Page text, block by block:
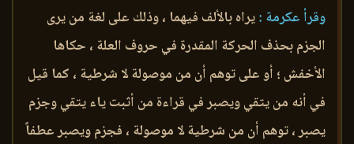
وقرأ عكرمة :يراه بالألف فيهما ، وذلك على لغة من يرى
الجزم بحذف الحركة المقدرة في حروف العلة ، حكاها
الأخفش ؛ أو على توهم أن من موصولة لا شرطية ، كما قيل
في أنه من يتقي ويصبر في قراءة من أثبت ياء يتقي وجزم
يصبر ، توهم أن من شرطية لا موصولة ، فجزم ويصبر عطفاً